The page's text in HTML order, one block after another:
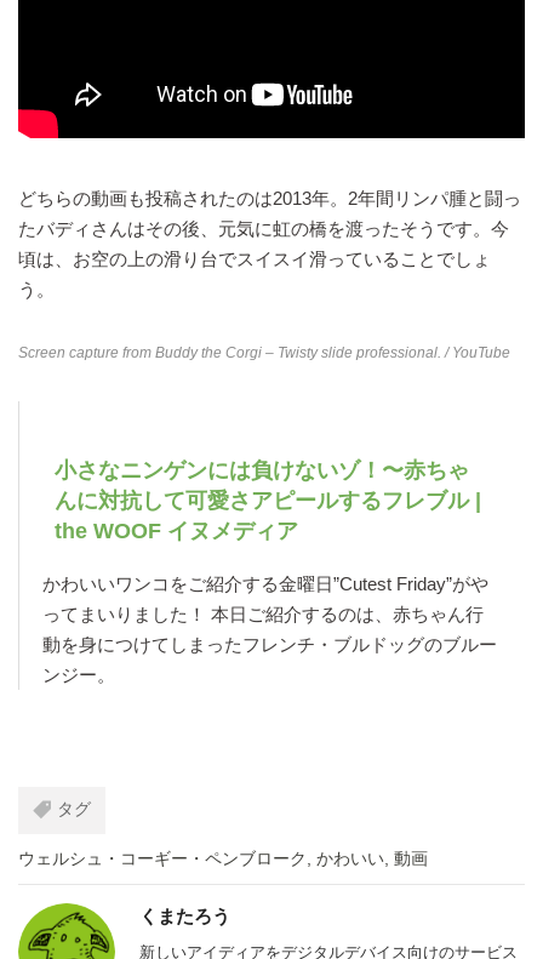
どちらの動画も投稿されたのは2013年。2年間リンパ腫と闘っ
たバディさんはその後、元気に虹の橋を渡ったそうです。今
頃は、お空の上の滑り台でスイスイ滑っていることでしょ
う。
Screen capture from Buddy the Corgi – Twisty slide professional. / YouTube
小さなニンゲンには負けないゾ！〜赤ちゃ
んに対抗して可愛さアピールするフレブル |
the WOOF イヌメディア
かわいいワンコをご紹介する金曜日”Cutest Friday”がや
ってまいりました！ 本日ご紹介するのは、赤ちゃん行
動を身につけてしまったフレンチ・ブルドッグのブルー
ンジー。
タグ
ウェルシュ・コーギー・ペンブローク かわいい 動画
くまたろう
新しいアイディアをデジタルデバイス向けのサービス